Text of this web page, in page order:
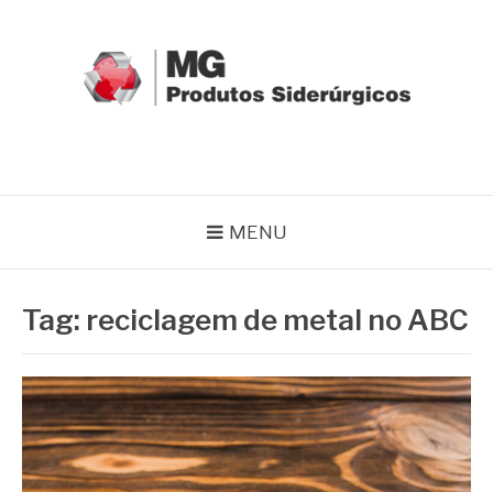
MENU
Tag: reciclagem de metal no ABC